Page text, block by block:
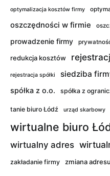
optymalizacja kosztów firmy
oszczędności w firmie
prowadzenie firmy
redukcja kosztów
rejestracja spółki siedziba
spółka z o.o. spółka z
tanie biuro Łódź urząd skarbowy
wirtualne biuro
wirtualny adres
zakładanie firmy zmiana